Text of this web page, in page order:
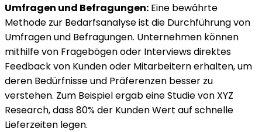
Umfragen und Befragungen: Eine bewährte
Methode zur Bedarfsanalyse ist die Durchführung von
Umfragen und Befragungen. Unternehmen können
mithilfe von Fragebögen oder Interviews direktes
Feedback von Kunden oder Mitarbeitern erhalten, um
deren Bedürfnisse und Präferenzen besser zu
verstehen. Zum Beispiel ergab eine Studie von XYZ
Research, dass 80% der Kunden Wert auf schnelle
Lieferzeiten legen.